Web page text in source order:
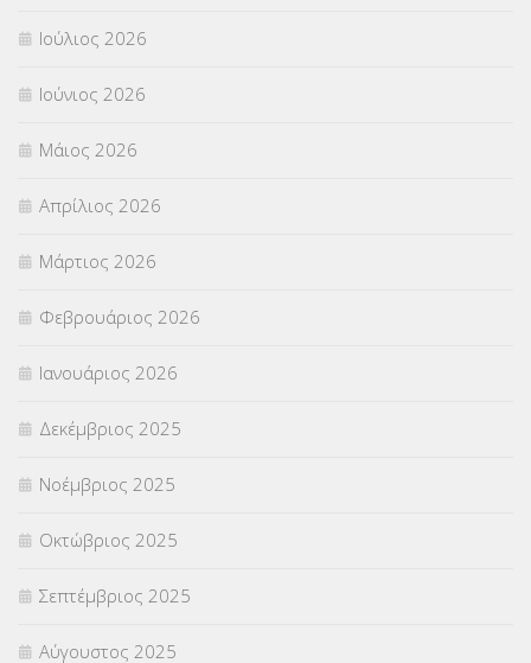
ΠΑΝΕΛΛΑΔΙΚΕΣ ΕΞΕΤΑΣΕΙΣ
ΠΡΟΚΗΡΥΞΕΙΣ
ΣΕΜΙΝΑΡΙΑ – ΗΜΕΡΙΔΕΣ
ΣΕΠ(50)
ΣΤΕΛΕΧΗ (360)
ΣΥΜΒΟΥΛΕΥΤΙΚΟΣ ΣΤΑΘΜΟΣ ΝΕΩΝ
ΣΥΝΤΑΞΕΙΣ(12)
ΣΧΟΛΙΚΟΙ ΣΥΜΒΟΥΛΟΙ
ΥΠΕΡΑΡΙΘΜΟΙ(1)
ΥΠΟΤΡΟΦΙΕΣ(28)
ΦΥΣΙΚΗ ΑΓΩΓΗ(692)
Χωρίς κατηγορία
Ιούλιος 2026
Ιούνιος 2026
Μάιος 2026
Απρίλιος 2026
Μάρτιος 2026
Φεβρουάριος 2026
Ιανουάριος 2026
Δεκέμβριος 2025
Νοέμβριος 2025
Οκτώβριος 2025
Σεπτέμβριος 2025
Αύγουστος 2025